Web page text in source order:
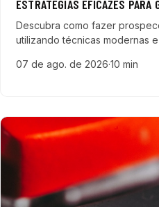
ESTRATÉGIAS EFICAZES PARA
Descubra como fazer
utilizando técnicas modernas
07 de ago. de 2026·10 min